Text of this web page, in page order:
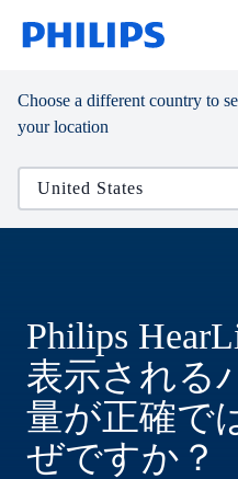
Choose a different country to
your location
Philips
表示される
量が正確で
ぜですか？